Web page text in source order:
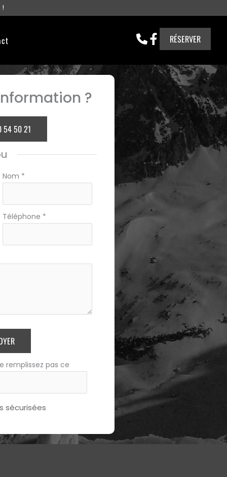
RÉSERVER
?
54 50 21
Nom *
Téléphone *
remplissez pas ce
sécurisées